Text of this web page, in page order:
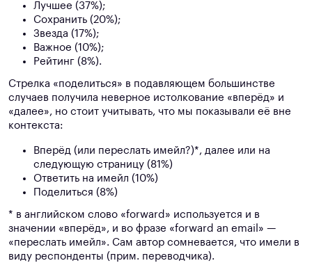
Лучшее (37%);
Сохранить (20%);
Звезда (17%);
Важное (10%);
Рейтинг (8%).
Стрелка «поделиться» в подавляющем большинстве
случаев получила неверное истолкование «вперёд» и
«далее», но стоит учитывать, что мы показывали её вне
контекста:
Вперёд (или переслать имейл?)*, далее или на
следующую страницу (81%)
Ответить на имейл (10%)
Поделиться (8%)
* в английском слово «forward» используется и в
значении «вперёд», и во фразе «forward an email» —
«переслать имейл». Сам автор сомневается, что имели в
виду респонденты (прим. переводчика).